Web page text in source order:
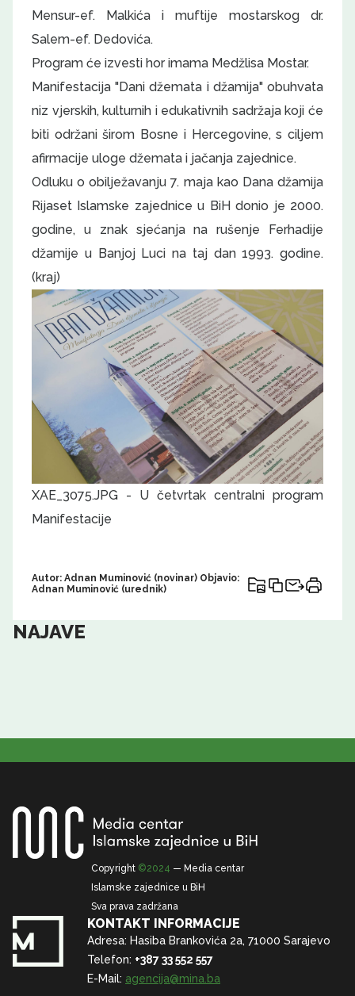
Mensur-ef. Malkića i muftije mostarskog dr.
Salem-ef. Dedovića.
Program će izvesti hor imama Medžlisa Mostar.
Manifestacija "Dani džemata i džamija" obuhvata
niz vjerskih, kulturnih i edukativnih sadržaja koji će
biti održani širom Bosne i Hercegovine, s ciljem
afirmacije uloge džemata i jačanja zajednice.
Odluku o obilježavanju 7. maja kao Dana džamija
Rijaset Islamske zajednice u BiH donio je 2000.
godine, u znak sjećanja na rušenje Ferhadije
džamije u Banjoj Luci na taj dan 1993. godine.
(kraj)
XAE_3075.JPG - U četvrtak centralni program
Manifestacije
Autor: Adnan Muminović (novinar) Objavio:
Adnan Muminović (urednik)
NAJAVE
Copyright ©2024 — Media centar
Islamske zajednice u BiH
Sva prava zadržana
KONTAKT INFORMACIJE
Adresa: Hasiba Brankovića 2a, 71000 Sarajevo
Telefon: +387 33 552 557
E-Mail: agencija@mina.ba